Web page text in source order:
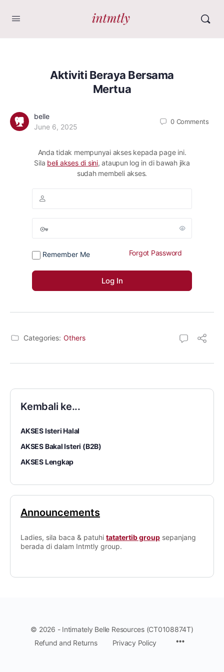
Aktiviti Beraya Bersama
Mertua
belle
June 6, 2025
0 Comments
Anda tidak mempunyai akses kepada page ini.
Sila beli akses di sini, ataupun log in di bawah jika
sudah membeli akses.
Remember Me Forgot Password
Categories: Others
Kembali ke...
AKSES Isteri Halal
AKSES Bakal Isteri (B2B)
AKSES Lengkap
Announcements
Ladies, sila baca & patuhi tatatertib group sepanjang
berada di dalam Intmtly group.
© 2026 - Intimately Belle Resources (CT0108874T)
Refund and Returns
Privacy Policy